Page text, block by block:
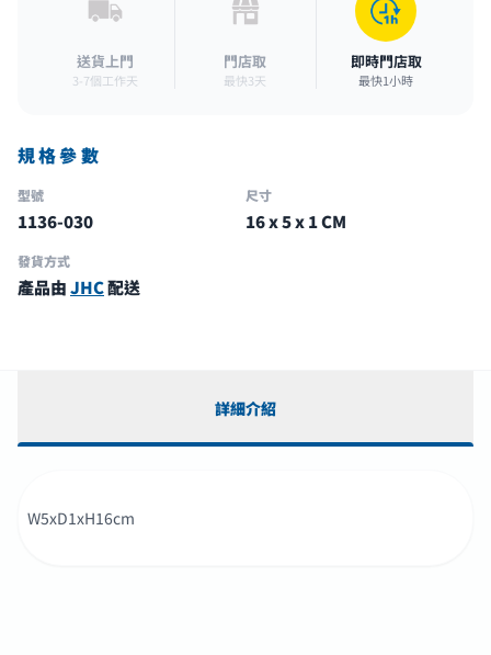
送貨上門
3-7個工作天
門店取
最快3天
即時門店取
最快1小時
規格參數
型號
1136-030
尺寸
16 x 5 x 1 CM
發貨方式
產品由JHC配送
詳細介紹
W5xD1xH16cm